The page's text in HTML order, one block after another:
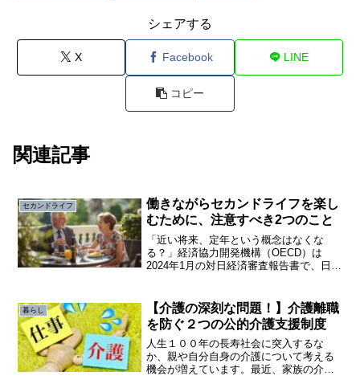
シェアする
X Facebook LINE
コピー
関連記事
セカンドライフ
働きながらセカンドライフを楽し
むために、注意すべき2つのこと
「近い将来、定年という概念はなくな
る？」経済協力開発機構（OECD）は
2024年1月の対日経済審査報告書で、日本
制度を廃止すべき」と提言しました。定
年制は世界標準ではな...
暮らし
【介護の深刻な問題！】介護離職
を防ぐ２つの公的介護支援制度
人生１００年の長寿社会に突入するな
か、親や自分自身の介護について考える
機会が増えています。最近、家族の介護